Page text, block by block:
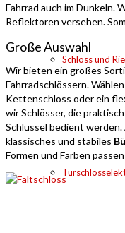
Schloss und
Fahrrad auch im Dunkeln.
Reflektoren versehen.
Große Auswahl
Wir bieten ein großes
Fahrradschlössern.
Kettenschloss oder ein
wir Schlösser, die
Schlüssel bedient
klassisches und stabiles
Formen und Farben